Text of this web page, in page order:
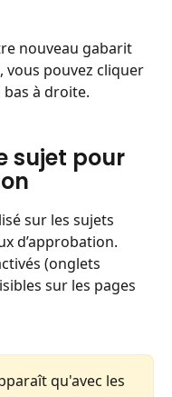
nouveau gabarit
vous pouvez cliquer
à droite.
sujet pour
sur les sujets
d’approbation.
(onglets
sur les pages
qu'avec les